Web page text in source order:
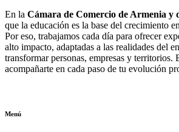
En la Cámara de Comercio de Armenia y
que la educación es la base del crecimiento
Por eso, trabajamos cada día para ofrecer
alto impacto, adaptadas a las realidades del
transformar personas, empresas y territorios.
acompañarte en cada paso de tu evolución
Menú